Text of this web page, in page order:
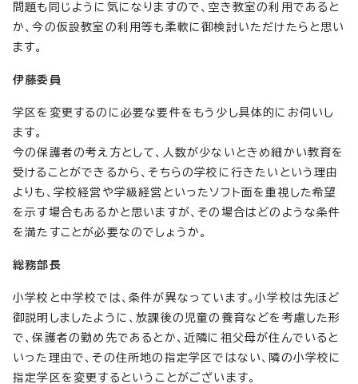
問題も同じように気になりますので、空き教室の利用であると
か、今の仮設教室の利用等も柔軟に御検討いただけたらと思い
ます。
伊藤委員
学区を変更するのに必要な要件をもう少し具体的にお伺いし
ます。
今の保護者の考え方として、人数が少ないときめ細かい教育を
受けることができるから、そちらの学校に行きたいという理由
よりも、学校経営や学級経営といったソフト面を重視した希望
を示す場合もあるかと思いますが、その場合はどのような条件
を満たすことが必要なのでしょうか。
総務部長
小学校と中学校では、条件が異なっています。小学校は先ほど
御説明しましたように、放課後の児童の養育などを考慮した形
で、保護者の勤め先であるとか、近隣に祖父母が住んでいると
いった理由で、その住所地の指定学区ではない、隣の小学校に
指定学区を変更するということがございます。